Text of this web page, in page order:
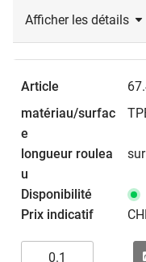
Afficher les détails